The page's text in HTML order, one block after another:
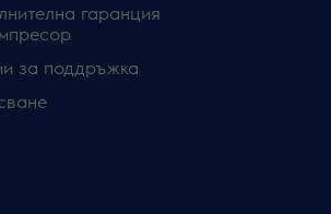
гаранция
за поддръжка